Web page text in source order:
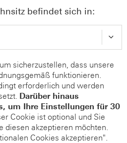
befindet sich in:
sicherzustellen, dass unsere
funktionieren.
erforderlich und werden
Darüber hinaus
um Ihre Einstellungen für 30
Cookie ist optional und Sie
diesen akzeptieren möchten.
Cookies akzeptieren".